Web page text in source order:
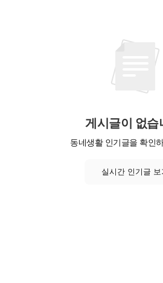
게시글이 없습
동네생활 인기글을 확인
실시간 인기글 보